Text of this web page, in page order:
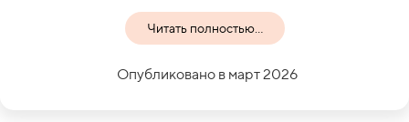
Читать полностью...
Опубликовано в март 2026